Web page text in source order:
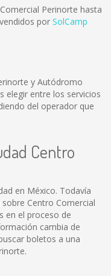
Perinorte hasta
por SolCamp
y Autódromo
elegir entre los servicios
del operador que
Centro
en México. Todavía
Centro Comercial
en el proceso de
cambia de
boletos a una